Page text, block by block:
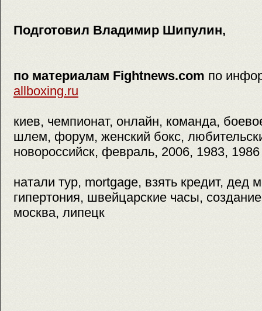
Подготовил Владимир Шипулин,
по материалам Fightnews.com по
allboxing.ru
киев, чемпионат, онлайн, команда,
шлем, форум, женский бокс,
новороссийск, февраль, 2006, 1983, 1986
натали тур, mortgage, взять кредит, дед
гипертония, швейцарские часы,
москва, липецк